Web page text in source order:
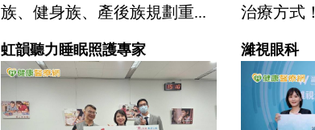
族、健身族、產後族規劃重...
治療方式！
虹韻聽力睡眠照護專家 濰視眼科